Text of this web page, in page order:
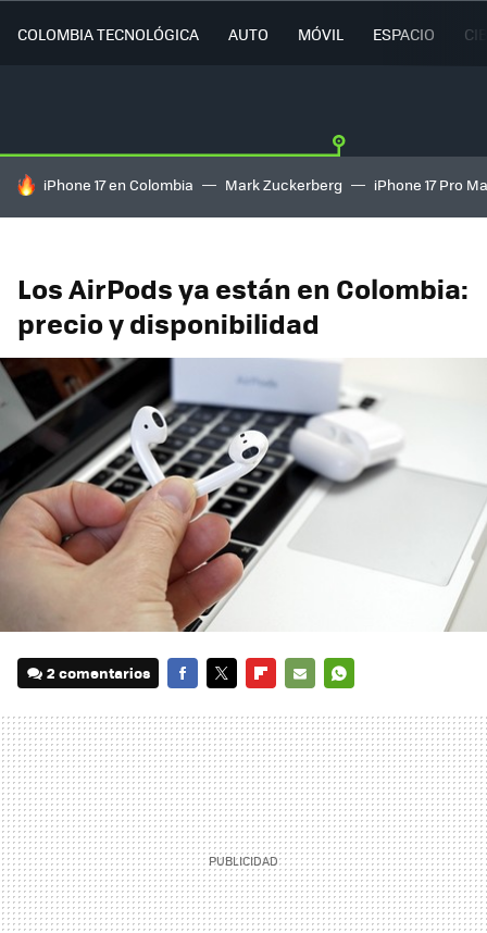
COLOMBIA TECNOLÓGICA AUTO MÓVIL ESPACIO
HOY SE HABLA DE
iPhone 17 en Colombia Mark Zuckerberg iPhone 17 Pro
Los AirPods ya están en Colombia:
precio y disponibilidad
2 comentarios
MAIL